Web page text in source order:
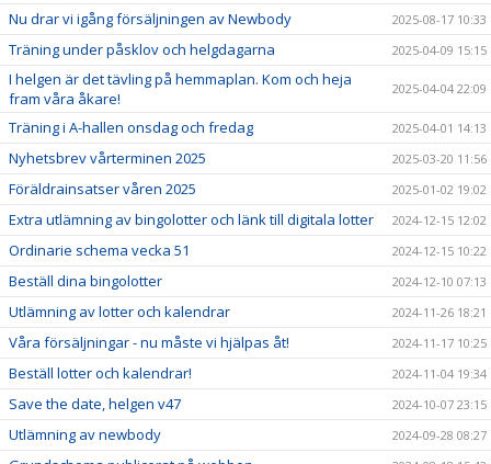
Nu drar vi igång försäljningen av Newbody 2025-08-17 10:33
Träning under påsklov och helgdagarna 2025-04-09 15:15
I helgen är det tävling på hemmaplan. Kom och heja
fram våra åkare!
2025-04-04 22:09
Träning i A-hallen onsdag och fredag 2025-04-01 14:13
Nyhetsbrev vårterminen 2025 2025-03-20 11:56
Föräldrainsatser våren 2025 2025-01-02 19:02
Extra utlämning av bingolotter och länk till digitala lotter 2024-12-15 12:02
Ordinarie schema vecka 51 2024-12-15 10:22
Beställ dina bingolotter 2024-12-10 07:13
Utlämning av lotter och kalendrar 2024-11-26 18:21
Våra försäljningar - nu måste vi hjälpas åt! 2024-11-17 10:25
Beställ lotter och kalendrar! 2024-11-04 19:34
Save the date, helgen v47 2024-10-07 23:15
Utlämning av newbody 2024-09-28 08:27